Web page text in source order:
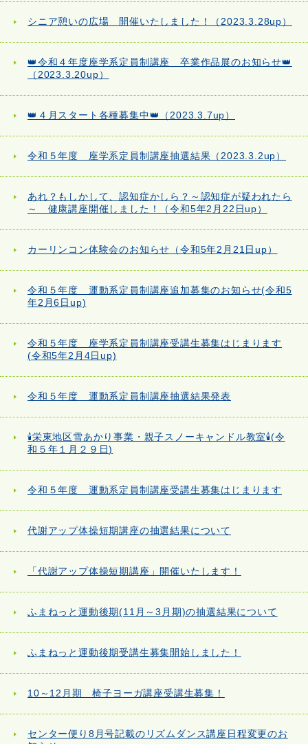
シニア憩いの広場 開催いたしました！（2023.3.28up）
👑令和４年度座学系定員制講座 卒業作品展のお知らせ👑
（2023.3.20up）
👑４月スタート各種募集中👑（2023.3.7up）
令和５年度 座学系定員制講座抽選結果（2023.3.2up）
あれ？もしかして、認知症かしら？～認知症が疑われたら
～ 健康講座開催しました！（令和5年2月22日up）
カーリンコン体験会のお知らせ（令和5年2月21日up）
令和５年度 運動系定員制講座追加募集のお知らせ(令和5
年2月6日up)
令和５年度 座学系定員制講座受講生募集はじまります
(令和5年2月4日up)
令和５年度 運動系定員制講座抽選結果発表
🕯栄東地区雪あかり事業・親子スノーキャンドル教室🕯(令
和５年１月２９日)
令和５年度 運動系定員制講座受講生募集はじまります
代謝アップ体操短期講座の抽選結果について
「代謝アップ体操短期講座」開催いたします！
ふまねっと運動後期(11月～3月期)の抽選結果について
ふまねっと運動後期受講生募集開始しました！
10～12月期 椅子ヨーガ講座受講生募集！
センター便り8月号記載のリズムダンス講座日程変更のお